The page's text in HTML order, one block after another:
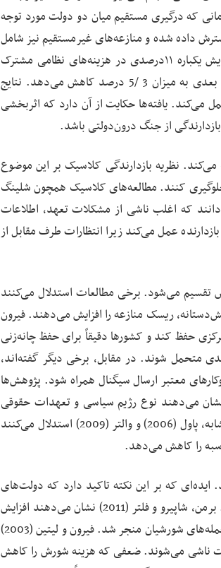
که درگیری مستقیم میان دو دولت مورد توجه
داده شده و منازعه‌های غیرمستقیم نیز شامل
آن می‌شود، هزینه‌های نظامی با کاهش ریسک منازعه در میان‌مدت همراه است. افزایش یکباره ۱۱درصدی در هزینه‌های نظامی مشترک
(معادل تغییر مطلق میانگین سالانه در داده‌ها) احتمال وقوع منازعه را در افق 10‌ساله بعدی به میزان 3 /5 درصد کاهش می‌دهد. نتایج
می‌کند. یافته‌ها حکایت از آن دارد که اثربخشی
از جنگ درون‌دولتی باشد.
می‌کند. نظریه بازدارندگی کلاسیک بر این موضوع
جلوگیری کنند. مطالعه‌های کلاسیک همچون شلینگ
چانه‌زنی می‌دانند که اغلب ناشی از مشکلات تعهد، اطلاعات
عمل می‌کند زیرا انتظارات طرف مقابل از
تقسیم می‌شود. برخی مطالعات استدلال می‌کنند
ریسک منازعه را افزایش می‌دهند. فیرون
حفظ کند و کشورها دقیقاً برای حفظ چانه‌زنی
متحمل شوند. در مقابل، برخی دیگر گفته‌اند،
معتبر ارسال سیگنال همراه شود. پژوهش‌ها
این دیدگاه‌ها را به هم نزدیک کنند. برای مثال، جو و سیمونز (2016) نشان می‌دهند نوع رژیم سیاسی و تعهدات حقوقی
بین‌المللی تعیین می‌کنند که چگونه قدرت نظامی به بازدارندگی تبدیل شود. به‌طور مشابه، پاول (2006) و والتر (2009) استدلال می‌کنند
را کاهش می‌دهد.
که بر این نکته تاکید دارد که دولت‌های
قوی می‌توانند با افزایش هزینه مورد انتظار مخالفت، از شورش و طغیان جلوگیری کنند. برمن، شاپیرو و فلتر (2011) نشان می‌دهند افزایش
حضور نظامی آمریکا در عراق، زمانی که با بهبود حکمرانی محلی همراه شد، به کاهش حمله‌های شورشیان منجر شد. فیرون و لیتین (2003)
ناشی می‌شوند. ضعفی که هزینه شورش را کاهش